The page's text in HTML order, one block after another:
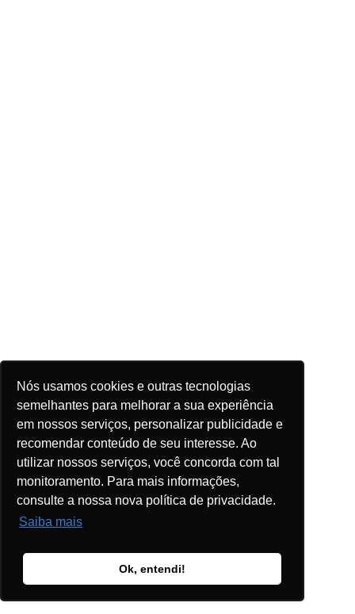
Nós usamos cookies e outras tecnologias
semelhantes para melhorar a sua experiência
em nossos serviços, personalizar publicidade e
recomendar conteúdo de seu interesse. Ao
utilizar nossos serviços, você concorda com tal
monitoramento. Para mais informações,
consulte a nossa nova política de privacidade.
Saiba mais
Ok, entendi!